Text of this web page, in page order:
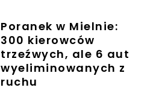
Poranek w Mielnie:
300 kierowców
trzeźwych, ale 6 aut
wyeliminowanych z
ruchu